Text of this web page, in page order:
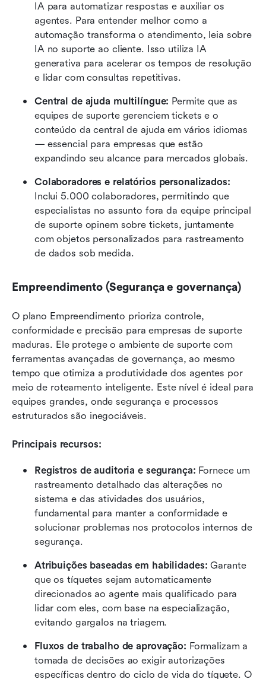
IA para automatizar respostas e auxiliar os
agentes. Para entender melhor como a
automação transforma o atendimento, leia sobre
IA no suporte ao cliente. Isso utiliza IA
generativa para acelerar os tempos de resolução
e lidar com consultas repetitivas.
Central de ajuda multilíngue: Permite que as
equipes de suporte gerenciem tickets e o
conteúdo da central de ajuda em vários idiomas
— essencial para empresas que estão
expandindo seu alcance para mercados globais.
Colaboradores e relatórios personalizados:
Inclui 5.000 colaboradores, permitindo que
especialistas no assunto fora da equipe principal
de suporte opinem sobre tickets, juntamente
com objetos personalizados para rastreamento
de dados sob medida.
Empreendimento (Segurança e governança)
O plano Empreendimento prioriza controle,
conformidade e precisão para empresas de suporte
maduras. Ele protege o ambiente de suporte com
ferramentas avançadas de governança, ao mesmo
tempo que otimiza a produtividade dos agentes por
meio de roteamento inteligente. Este nível é ideal para
equipes grandes, onde segurança e processos
estruturados são inegociáveis.
Principais recursos:
Registros de auditoria e segurança: Fornece um
rastreamento detalhado das alterações no
sistema e das atividades dos usuários,
fundamental para manter a conformidade e
solucionar problemas nos protocolos internos de
segurança.
Atribuições baseadas em habilidades: Garante
que os tíquetes sejam automaticamente
direcionados ao agente mais qualificado para
lidar com eles, com base na especialização,
evitando gargalos na triagem.
Fluxos de trabalho de aprovação: Formalizam a
tomada de decisões ao exigir autorizações
específicas dentro do ciclo de vida do tíquete. O